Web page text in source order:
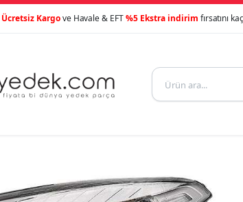
Ücretsiz Kargove Havale & EFT%5 Ekstra indirim fırsatını